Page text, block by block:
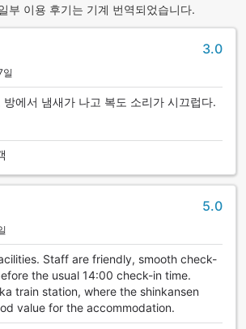
부 이용 후기는 기계 번역되었습니다.
3.0
일
방에서 냄새가 나고 복도 소리가 시끄럽다.
5.0
Staff are friendly, smooth check-
the usual 14:00 check-in time.
train station, where the shinkansen
value for the accommodation.